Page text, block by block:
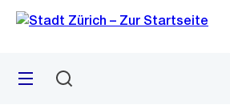
Navigation
Sprunglink
Menü